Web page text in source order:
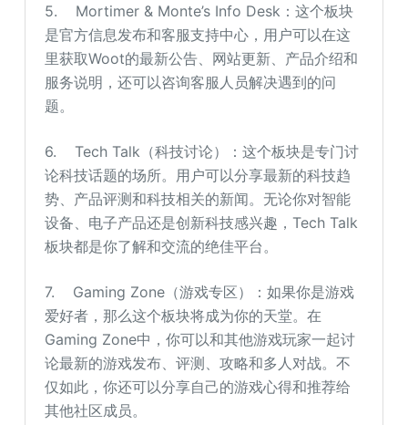
5. Mortimer & Monte’s Info Desk：这个板块
是官方信息发布和客服支持中心，用户可以在这
里获取Woot的最新公告、网站更新、产品介绍和
服务说明，还可以咨询客服人员解决遇到的问
题。
6. Tech Talk（科技讨论）：这个板块是专门讨
论科技话题的场所。用户可以分享最新的科技趋
势、产品评测和科技相关的新闻。无论你对智能
设备、电子产品还是创新科技感兴趣，Tech Talk
板块都是你了解和交流的绝佳平台。
7. Gaming Zone（游戏专区）：如果你是游戏
爱好者，那么这个板块将成为你的天堂。在
Gaming Zone中，你可以和其他游戏玩家一起讨
论最新的游戏发布、评测、攻略和多人对战。不
仅如此，你还可以分享自己的游戏心得和推荐给
其他社区成员。